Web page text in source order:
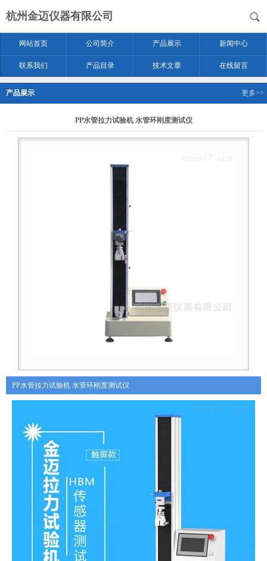
杭州金迈仪器有限公司
网站首页 公司简介 产品展示 新闻中心
联系我们 产品目录 技术文章 在线留言
产品展示 更多>>
PP水管拉力试验机 水管环刚度测试仪
PP水管拉力试验机 水管环刚度测试仪